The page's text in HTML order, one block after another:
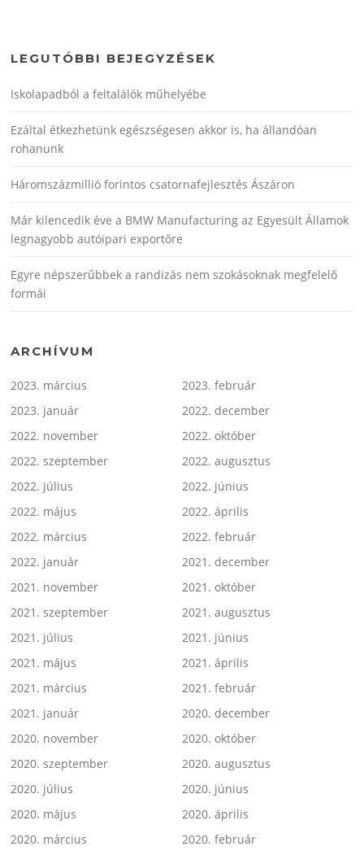
LEGUTÓBBI BEJEGYZÉSEK
Iskolapadból a feltalálók műhelyébe
Ezáltal étkezhetünk egészségesen akkor is, ha állandóan
rohanunk
Háromszázmillió forintos csatornafejlesztés Ászáron
Már kilencedik éve a BMW Manufacturing az Egyesült Államok
legnagyobb autóipari exportőre
Egyre népszerűbbek a randizás nem szokásoknak megfelelő
formái
ARCHÍVUM
2023. március
2023. február
2023. január
2022. december
2022. november
2022. október
2022. szeptember
2022. augusztus
2022. július
2022. június
2022. május
2022. április
2022. március
2022. február
2022. január
2021. december
2021. november
2021. október
2021. szeptember
2021. augusztus
2021. július
2021. június
2021. május
2021. április
2021. március
2021. február
2021. január
2020. december
2020. november
2020. október
2020. szeptember
2020. augusztus
2020. július
2020. június
2020. május
2020. április
2020. március
2020. február